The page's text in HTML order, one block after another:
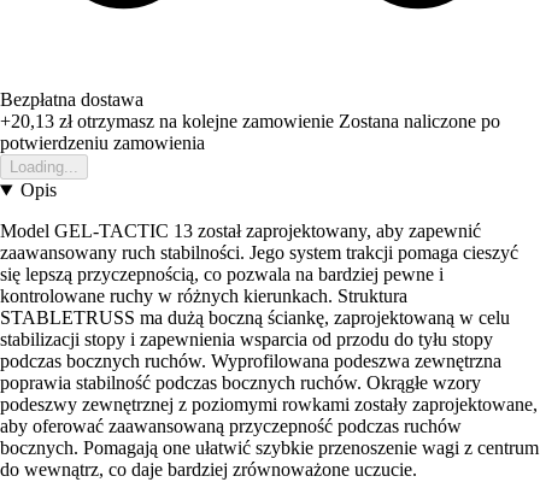
Bezpłatna dostawa
+20,13 złotrzymasz na kolejne zamowienie Zostana naliczone po
potwierdzeniu zamowienia
Loading...
Opis
Model GEL-TACTIC 13 został zaprojektowany, aby zapewnić
zaawansowany ruch stabilności. Jego system trakcji pomaga cieszyć
się lepszą przyczepnością, co pozwala na bardziej pewne i
kontrolowane ruchy w różnych kierunkach. Struktura
STABLETRUSS ma dużą boczną ściankę, zaprojektowaną w celu
stabilizacji stopy i zapewnienia wsparcia od przodu do tyłu stopy
podczas bocznych ruchów. Wyprofilowana podeszwa zewnętrzna
poprawia stabilność podczas bocznych ruchów. Okrągłe wzory
podeszwy zewnętrznej z poziomymi rowkami zostały zaprojektowane,
aby oferować zaawansowaną przyczepność podczas ruchów
bocznych. Pomagają one ułatwić szybkie przenoszenie wagi z centrum
do wewnątrz, co daje bardziej zrównoważone uczucie.